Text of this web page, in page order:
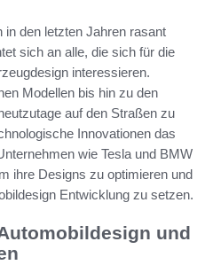
in den letzten Jahren rasant
sich an alle, die sich für die
interessieren.
Modellen bis hin zu den
auf den Straßen zu
Innovationen das
wie Tesla und BMW
ihre Designs zu optimieren und
Entwicklung zu setzen.
und